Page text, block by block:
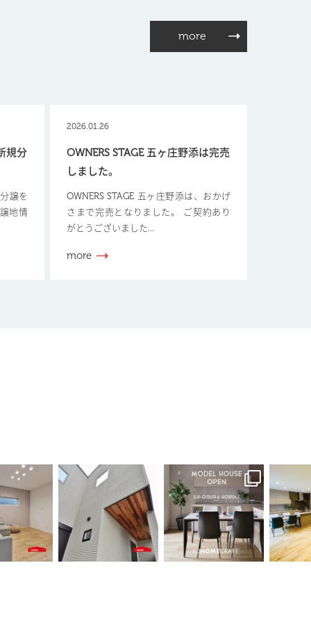
規分
譲を
地情
2026.01.26
OWNERS STAGE 五ヶ庄野添は完売
しました。
OWNERS STAGE 五ヶ庄野添は、おかげ
さまで完売となりました。 ご契約あり
がとうございました...
more
more